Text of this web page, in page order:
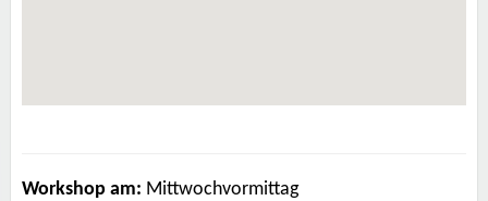
Workshop am: Mittwochvormittag